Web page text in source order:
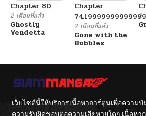
Chapter 80
2 เดือนที่แล้ว
Ghostly
Vendetta
Chapter
74.19999999999999
2 เดือนที่แล้ว
Gone with the
Bubbles
2
เว็บไซต์นี้ให้บริการเนื้อหาการ์ตูนเพื่อความ
ความรับผิดชอบต่อความเสียหายใดๆ เนื้อห